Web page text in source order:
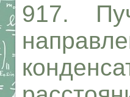
917.